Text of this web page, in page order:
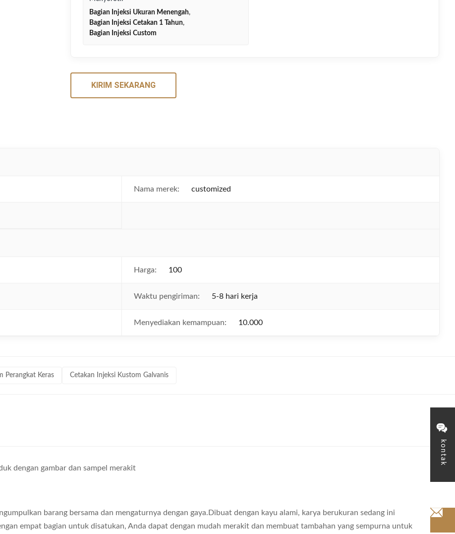
kontak
Bagian Injeksi Ukuran Menengah,
Bagian Injeksi Cetakan 1 Tahun,
Bagian Injeksi Custom
KIRIM SEKARANG
Nama merek: customized
Harga: 100
Waktu pengiriman: 5-8 hari kerja
Menyediakan kemampuan: 10.000
Perangkat Keras Cetakan Injeksi Kustom Galvanis
dengan gambar dan sampel merakit
barang bersama dan mengaturnya dengan gaya.Dibuat dengan kayu alami, karya berukuran sedang ini
empat bagian untuk disatukan, Anda dapat dengan mudah merakit dan membuat tambahan yang sempurna untuk